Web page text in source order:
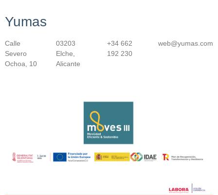
Yumas
Calle
Severo
Ochoa, 10
03203
Elche,
Alicante
+34 662
192 230
web@yumas.com